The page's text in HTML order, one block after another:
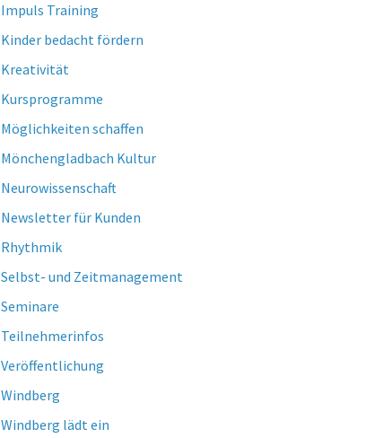
Impuls Training
Kinder bedacht fördern
Kreativität
Kursprogramme
Möglichkeiten schaffen
Mönchengladbach Kultur
Neurowissenschaft
Newsletter für Kunden
Rhythmik
Selbst- und Zeitmanagement
Seminare
Teilnehmerinfos
Veröffentlichung
Windberg
Windberg lädt ein